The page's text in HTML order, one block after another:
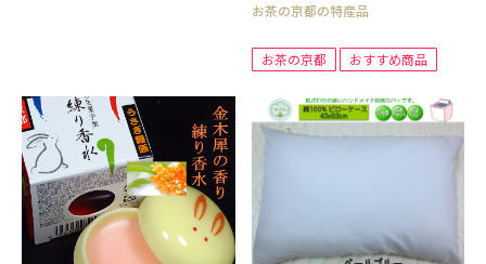
お茶の京都の特産品
お茶の京都 おすすめ商品